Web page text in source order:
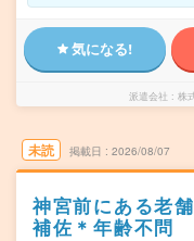
気になる!
派遣会社 株
未読 掲載日 2026/08/07
神宮前にある老
補佐＊年齢不問